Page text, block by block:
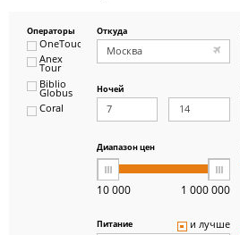
Операторы
OneTouch&Travel
Anex
Tour
Biblio
Globus
Coral
Откуда
Ночей
Диапазон цен
10 000 1 000 000
Питание и лучше